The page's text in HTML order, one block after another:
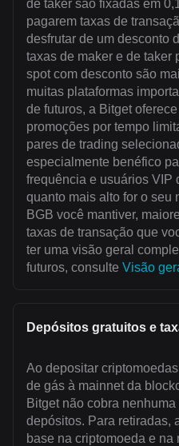
de taker são fixadas em
pagarem taxas de
desfrutar de um desconto
taxas de maker e de taker
spot com desconto são
muitas plataformas
de futuros, a Bitget
promoções por tempo
pares de trading
especialmente benéfico
frequência e usuários VIP
quanto mais alto for o seu
BGB você mantiver,
taxas de transação que
ter uma visão geral
futuros, consulte Visão
Depósitos gratuitos e
Ao depositar
de gás à mainnet da
Bitget não cobra
depósitos. Para retiradas,
base na criptomoeda e